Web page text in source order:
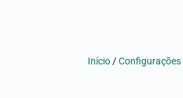
Início /Configurações